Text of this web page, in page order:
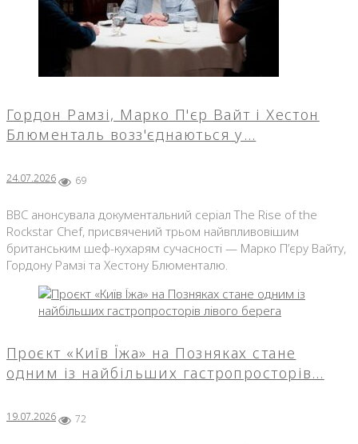
Гордон Рамзі, Марко П'єр Вайт і Хестон
Блюменталь возз'єднаються у…
24.07.2026 69
BBC анонсувала документальний серіал The Rise of the
Rockstar Chef, присвячений трьом найвпливовішим
британським шеф-кухарям сучасності — Марко П’єру Вайту,
Гордону Рамзі та Хестону Блюменталю.
Проєкт «Київ Їжа» на Позняках стане
одним із найбільших гастропросторів…
19.07.2026 72